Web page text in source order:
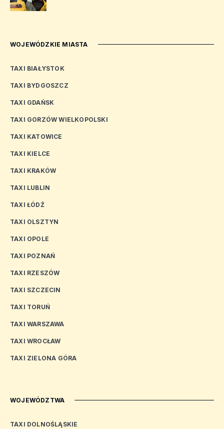
WOJEWÓDZKIE MIASTA
TAXI BIAŁYSTOK
TAXI BYDGOSZCZ
TAXI GDAŃSK
TAXI GORZÓW WIELKOPOLSKI
TAXI KATOWICE
TAXI KIELCE
TAXI KRAKÓW
TAXI LUBLIN
TAXI ŁÓDŹ
TAXI OLSZTYN
TAXI OPOLE
TAXI POZNAŃ
TAXI RZESZÓW
TAXI SZCZECIN
TAXI TORUŃ
TAXI WARSZAWA
TAXI WROCŁAW
TAXI ZIELONA GÓRA
WOJEWÓDZTWA
TAXI DOLNOŚLĄSKIE